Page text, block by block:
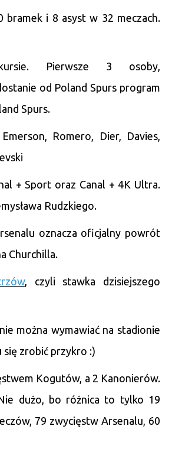
bramek i 8 asyst w 32 meczach.
Pierwsze 3 osoby,
od Poland Spurs program
Spurs.
Romero, Dier, Davies,
+ Sport oraz Canal + 4K Ultra.
Rudzkiego.
oznacza oficjalny powrót
Churchilla.
, czyli stawka dzisiejszego
można wymawiać na stadionie
się zrobić przykro :)
Kogutów, a 2 Kanonierów.
dużo, bo różnica to tylko 19
79 zwycięstw Arsenalu, 60